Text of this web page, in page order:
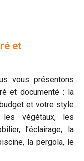
et
vous présentons
et documenté : la
et votre style
végétaux, les
l’éclairage, la
la pergola, le